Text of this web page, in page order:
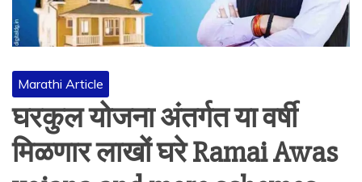
Marathi Article
घरकुल योजना अंतर्गत या वर्षी
मिळणार लाखों घरे Ramai Awas